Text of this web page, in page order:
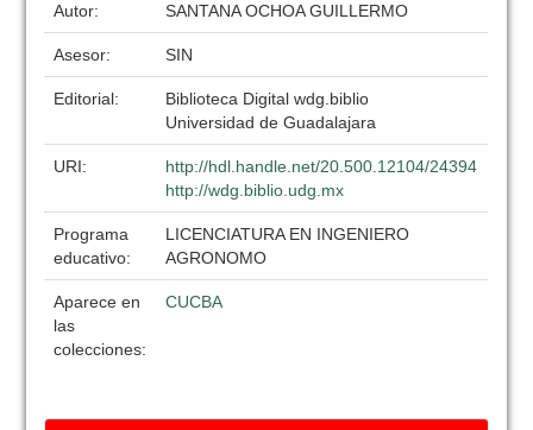
Autor: SANTANA OCHOA GUILLERMO
Asesor: SIN
Editorial:
Biblioteca Digital wdg.biblio
Universidad de Guadalajara
URI:
http://hdl.handle.net/20.500.12104/24394
http://wdg.biblio.udg.mx
Programa
educativo:
LICENCIATURA EN INGENIERO
AGRONOMO
Aparece en
las
colecciones:
CUCBA